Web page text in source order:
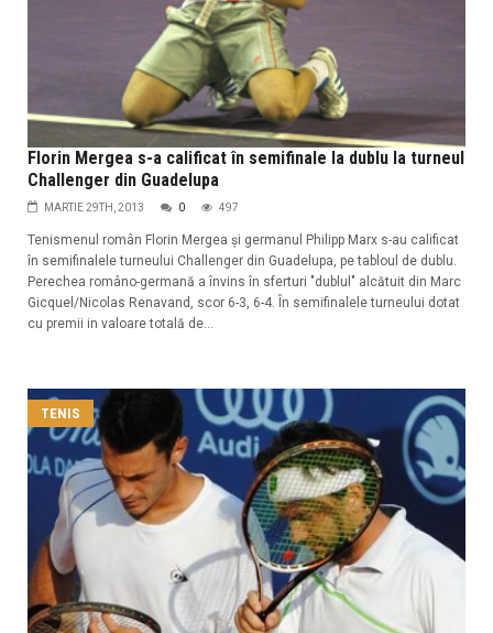
Florin Mergea s-a calificat în semifinale la dublu la turneul
Challenger din Guadelupa
MARTIE 29TH, 2013 0 497
Tenismenul român Florin Mergea şi germanul Philipp Marx s-au calificat
în semifinalele turneului Challenger din Guadelupa, pe tabloul de dublu.
Perechea româno-germană a învins în sferturi "dublul" alcătuit din Marc
Gicquel/Nicolas Renavand, scor 6-3, 6-4. În semifinalele turneului dotat
cu premii in valoare totală de...
TENIS